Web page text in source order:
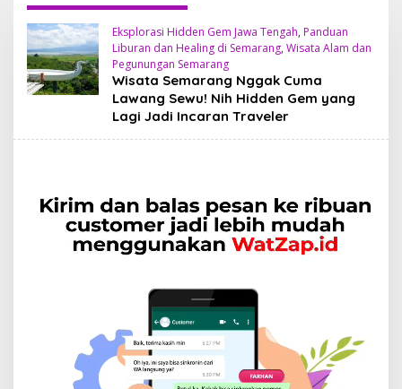
Eksplorasi Hidden Gem Jawa Tengah, Panduan
Liburan dan Healing di Semarang, Wisata Alam dan
Pegunungan Semarang
Wisata Semarang Nggak Cuma
Lawang Sewu! Nih Hidden Gem yang
Lagi Jadi Incaran Traveler